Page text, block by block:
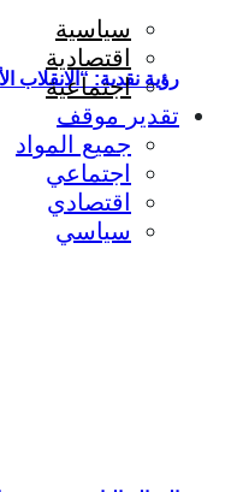
رؤية نقدية: “الانقلاب
سياسية
اقتصادية
اجتماعية
تقدير موقف
جميع المواد
اجتماعي
اقتصادي
سياسي